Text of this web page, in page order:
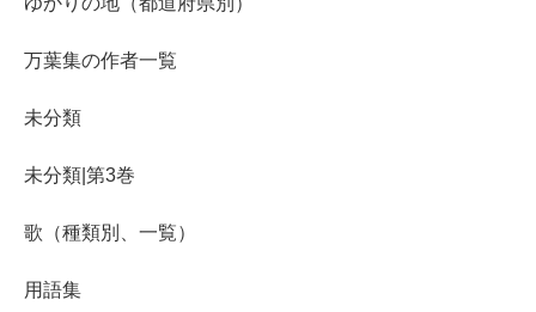
万葉集の作者一覧
未分類
未分類|第3巻
歌（種類別、一覧）
用語集